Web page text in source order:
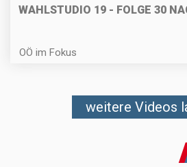
WAHLSTUDIO 19 - FOLGE 30
OÖ im Fokus
weitere Videos